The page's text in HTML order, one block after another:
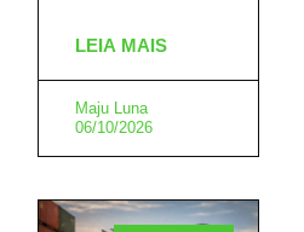
LEIA MAIS
Maju Luna
06/10/2026